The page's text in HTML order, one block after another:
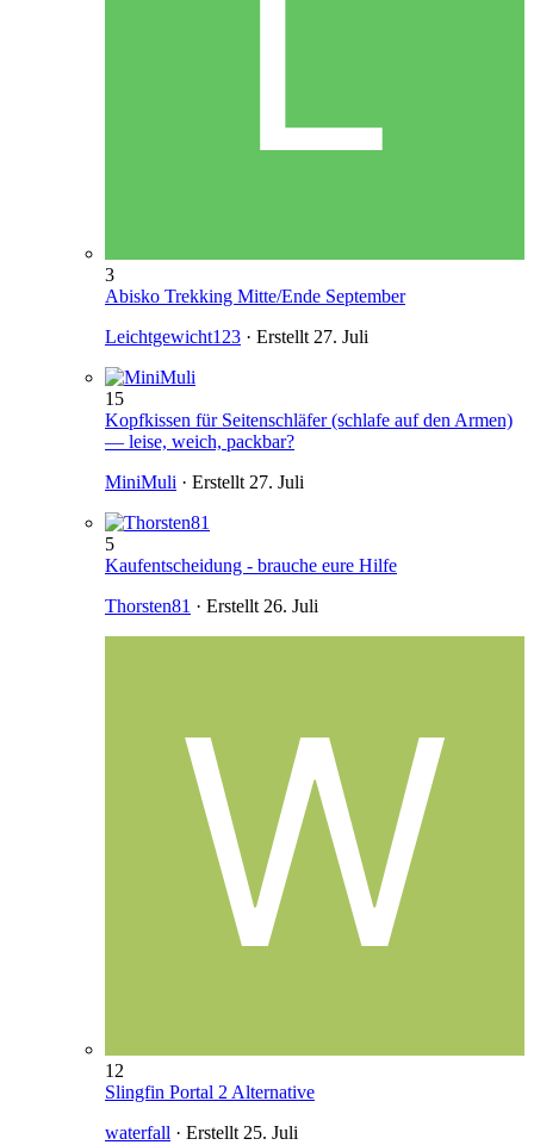
3
Abisko Trekking Mitte/Ende September
Leichtgewicht123 · Erstellt 27. Juli
15
Kopfkissen für Seitenschläfer (schlafe auf den Armen)
— leise, weich, packbar?
MiniMuli · Erstellt 27. Juli
5
Kaufentscheidung - brauche eure Hilfe
Thorsten81 · Erstellt 26. Juli
12
Slingfin Portal 2 Alternative
waterfall · Erstellt 25. Juli